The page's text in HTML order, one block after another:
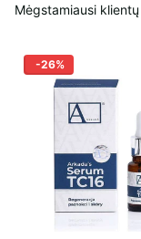
Mėgstamiausi
-26%